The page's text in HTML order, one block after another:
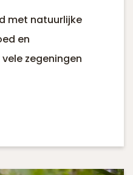
met natuurlijke
en
zegeningen